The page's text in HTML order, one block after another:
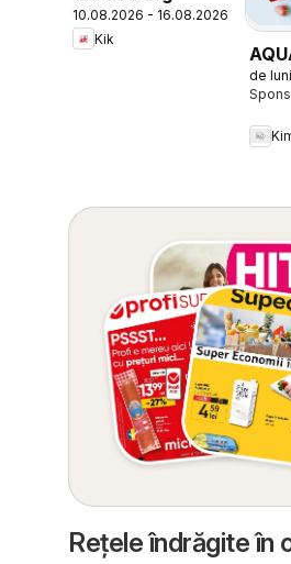
10.08.2026 - 16.08.2026
Kik
de
Reţele îndrăgite în